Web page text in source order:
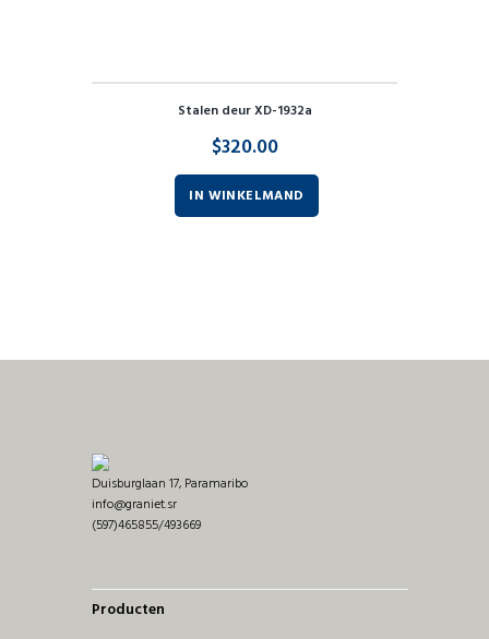
Stalen deur XD-1932a
$320.00
IN WINKELMAND
Duisburglaan 17, Paramaribo
info@graniet.sr
(597)465855/493669
Producten